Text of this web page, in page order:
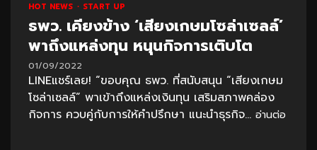
HOT NEWS START UP
ธพว. เคียงข้าง ‘เสียงเกษมโซล่าเซลล์’
พาถึงแหล่งทุน หนุนกิจการเติบโต
01/09/2022
LINEแชร์เลย! “ขอบคุณ ธพว. ที่สนับสนุน “เสียงเกษม
โซล่าเซลล์” พาเข้าถึงแหล่งเงินทุน เสริมสภาพคล่อง
กิจการ ควบคู่กับการให้คำปรึกษา แนะนำธุรกิจ... อ่านต่อ